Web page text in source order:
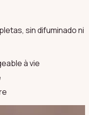
sin difuminado ni
à vie